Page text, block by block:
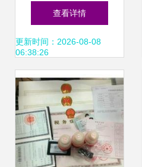
专注方便食品领域
13年的专业守护
查看详情
更新时间：2026-08-08
06:38:26